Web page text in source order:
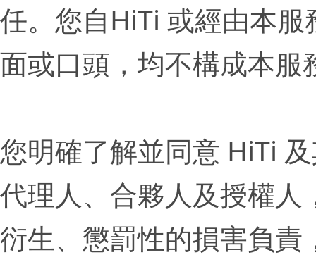
任。您自HiTi 或經由本
面或口頭，均不構成本服
您明確了解並同意 HiTi
代理人、合夥人及授權
衍生、懲罰性的損害負